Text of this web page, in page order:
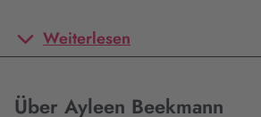
Weiterlesen
Über Ayleen Beekmann